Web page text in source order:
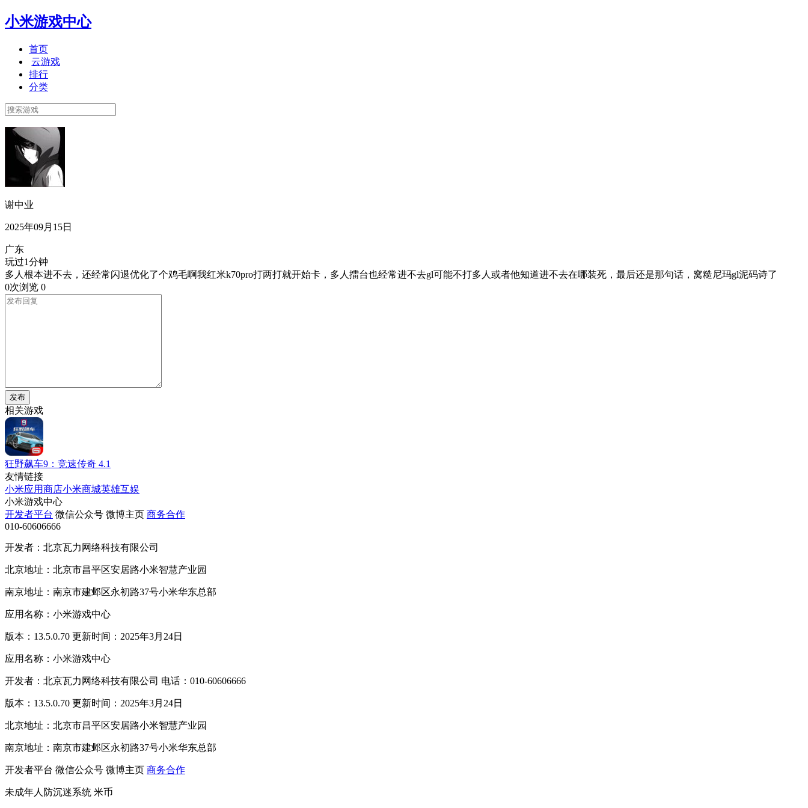
小米游戏中心
首页
云游戏
排行
分类
谢中业
2025年09月15日
广东
玩过1分钟
多人根本进不去，还经常闪退优化了个鸡毛啊我红米k70pro打两打就开始卡，多人擂台也经常进不去gl可能不打多人或者他知道进不去在哪装死，最后还是那句话，窝糙尼玛gl泥码诗了
0次浏览 0
发布
相关游戏
狂野飙车9：竞速传奇 4.1
友情链接
小米应用商店小米商城英雄互娱
小米游戏中心
开发者平台 微信公众号 微博主页 商务合作
010-60606666
开发者：北京瓦力网络科技有限公司
北京地址：北京市昌平区安居路小米智慧产业园
南京地址：南京市建邺区永初路37号小米华东总部
应用名称：小米游戏中心
版本：13.5.0.70 更新时间：2025年3月24日
应用名称：小米游戏中心
开发者：北京瓦力网络科技有限公司 电话：010-60606666
版本：13.5.0.70 更新时间：2025年3月24日
北京地址：北京市昌平区安居路小米智慧产业园
南京地址：南京市建邺区永初路37号小米华东总部
开发者平台 微信公众号 微博主页 商务合作
未成年人防沉迷系统 米币